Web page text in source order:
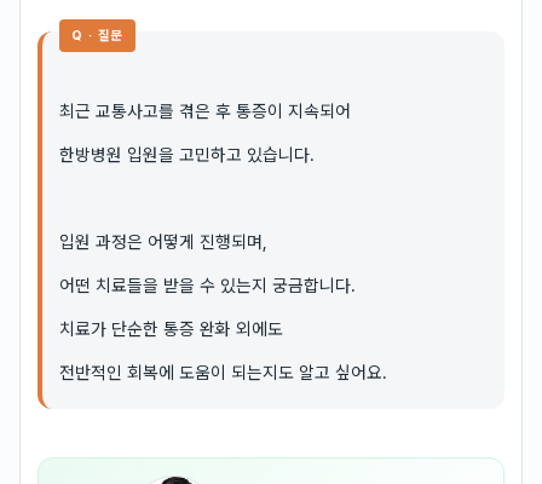
Q · 질문
최근 교통사고를 겪은 후 통증이 지속되어
한방병원 입원을 고민하고 있습니다.
입원 과정은 어떻게 진행되며,
어떤 치료들을 받을 수 있는지 궁금합니다.
치료가 단순한 통증 완화 외에도
전반적인 회복에 도움이 되는지도 알고 싶어요.